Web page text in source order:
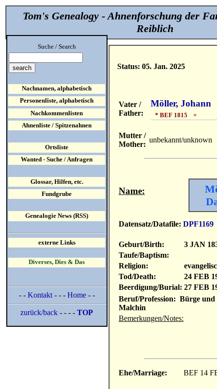
Tom's Genealogy - Ahnenforschung der
Reiblich
Status: 05. Jan. 2025
Vater /
Father:
Möller, Johann
* BEF 1815 +
Mutter /
Mother:
unbekannt/unknown
Name:
Datensatz/Datafile: DPF1169
Geburt/Birth:
3 JAN
Taufe/Baptism:
Religion:
Tod/Death:
24 FEB
Beerdigung/Burial: 27 FEB
Beruf/Profession: Bürge und
Malchin
Bemerkungen/Notes:
Ehe/Marriage: BEF 14
Suche / Search
Nachnamen, alphabetisch
Personenliste, alphabetisch
Nachkommenlisten
Ahnenliste / Spitzenahnen
Ortsliste
Wanted - Suche / Anfragen
Glossar, Hilfen, etc.
Fundgrube
Genealogie News (RSS)
externe Links
Diverses, Dies & Das
- - Kontakt- - - Home- -
zurück/back - - - -TOP